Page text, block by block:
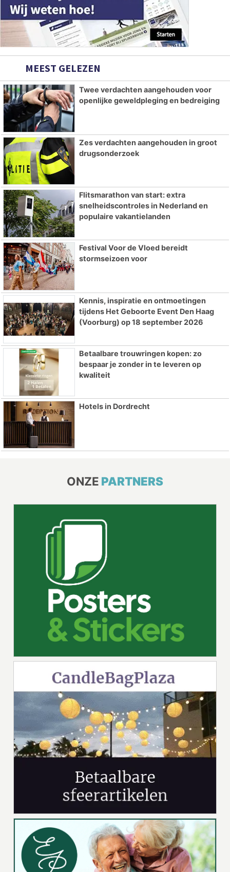
MEEST GELEZEN
Twee verdachten aangehouden voor
openlijke geweldpleging en bedreiging
Zes verdachten aangehouden in groot
drugsonderzoek
Flitsmarathon van start: extra
snelheidscontroles in Nederland en
populaire vakantielanden
Festival Voor de Vloed bereidt
stormseizoen voor
Kennis, inspiratie en ontmoetingen
tijdens Het Geboorte Event Den Haag
(Voorburg) op 18 september 2026
Betaalbare trouwringen kopen: zo
bespaar je zonder in te leveren op
kwaliteit
Hotels in Dordrecht
ONZE PARTNERS